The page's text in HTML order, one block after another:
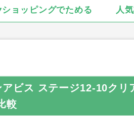
ショッピングでためる 人
ビス ステージ12-10クリ
較